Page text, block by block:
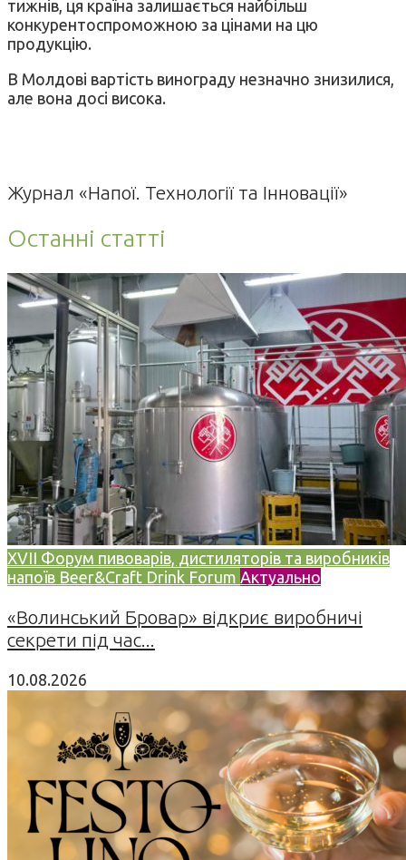
тижнів, ця країна залишається найбільш
конкурентоспроможною за цінами на цю
продукцію.
В Молдові вартість винограду незначно знизилися,
але вона досі висока.
Журнал «Напої. Технології та Інновації»
Останні статті
XVII Форум пивоварів, дистиляторів та виробників
напоїв Beer&Craft Drink Forum Актуально
«Волинський Бровар» відкриє виробничі
секрети під час...
10.08.2026